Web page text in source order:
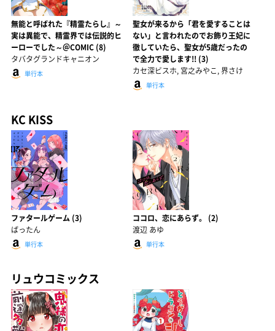
無能と呼ばれた『精霊たらし』～
実は異能で、精霊界では伝説的ヒ
ーローでした～＠COMIC (8)
タバタグランドキャニオン
単行本
聖女が来るから「君を愛することは
ない」と言われたのでお飾り王妃に
徹していたら、聖女が5歳だったの
で全力で愛します!! (3)
カセ深ビスホ, 宮之みやこ, 界さけ
単行本
KC KISS
ファタールゲーム (3)
ばったん
単行本
ココロ、恋にあらず。 (2)
渡辺 あゆ
単行本
リュウコミックス